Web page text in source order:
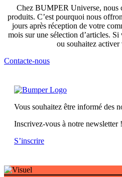
Chez BUMPER Universe, nous
produits. C’est pourquoi nous
jours après réception de votre
mois sur une sélection d’articles.
ou souhaitez activer
Contacte-nous
Vous souhaitez être informé des
Inscrivez-vous à notre newsletter !
S’inscrire